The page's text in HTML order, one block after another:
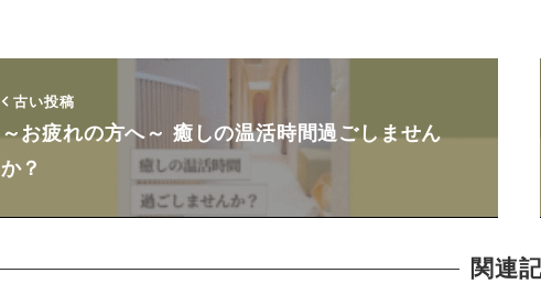
古い投稿
～お疲れの方へ～ 癒しの温活時間過ごしません
か？
関連